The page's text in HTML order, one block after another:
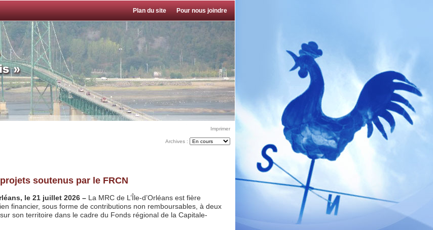
Plan du site Pour nous joindre
Imprimer
Archives :
soutenus par le FRCN
le 21 juillet 2026 – La MRC de L’Île-d’Orléans est fière
financier, sous forme de contributions non remboursables, à deux
son territoire dans le cadre du Fonds régional de la Capitale-